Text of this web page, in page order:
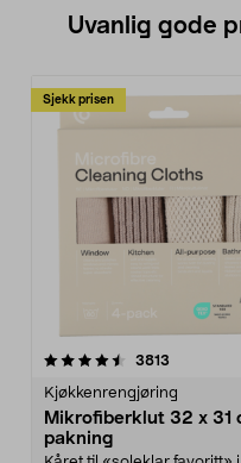
Uvanlig gode
Sjekk prisen
3813
Kjøkkenrengjøring
Mikrofiberklut 32 x 31
pakning
4.5av 5 stjerner